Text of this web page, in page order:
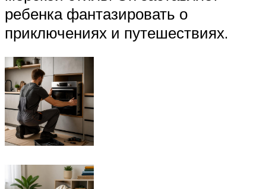
ребенка фантазировать о
приключениях и путешествиях.